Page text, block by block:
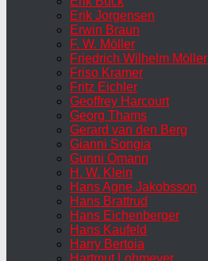
Erik Jorgensen
Erwin Braun
F. W. Möller
Friedrich Wilhelm Möller
Friso Kramer
Fritz Eichler
Geoffrey Harcourt
Georg Thams
Gerard van den Berg
Gianni Songia
Gunni Omann
H. W. Klein
Hans Agne Jakobsson
Hans Brattrud
Hans Eichenberger
Hans Kaufeld
Harry Bertoia
Hartmut Lohmeyer